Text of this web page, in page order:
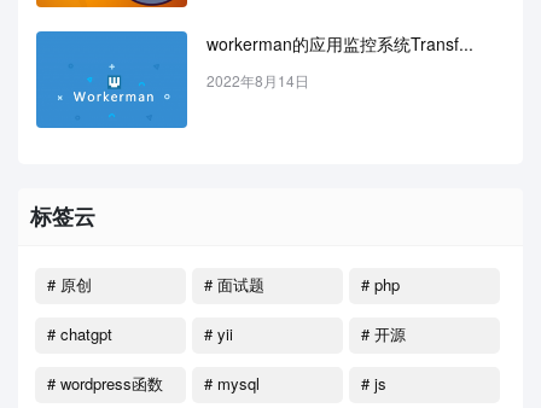
workerman的应用监控系统Transf...
2022年8月14日
标签云
# 原创 # 面试题 # php
# chatgpt # yii # 开源
# wordpress函数 # mysql # js